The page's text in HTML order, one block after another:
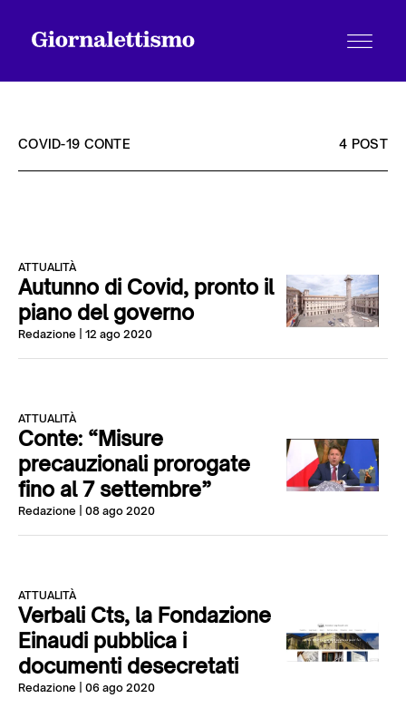
Chi siamo
Contatti
COVID-19 CONTE 4 POST
ATTUALITÀ
Autunno di Covid, pronto il
piano del governo
Redazione | 12 ago 2020
ATTUALITÀ
Conte: “Misure
precauzionali prorogate
fino al 7 settembre”
Redazione | 08 ago 2020
ATTUALITÀ
Verbali Cts, la Fondazione
Einaudi pubblica i
documenti desecretati
Redazione | 06 ago 2020